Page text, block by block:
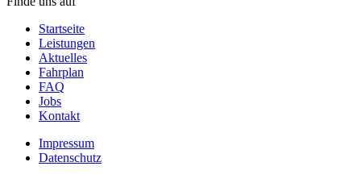
Startseite
Leistungen
Aktuelles
Fahrplan
FAQ
Jobs
Kontakt
Impressum
Datenschutz